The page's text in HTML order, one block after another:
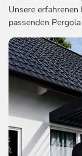
Unsere
passenden